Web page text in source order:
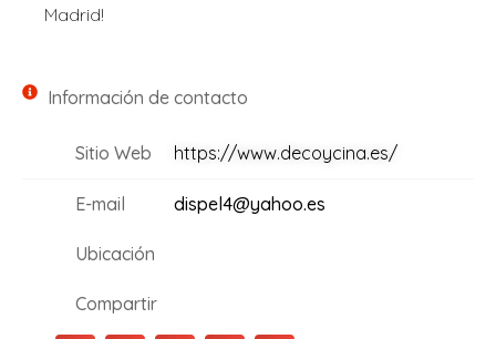
Madrid!
Información de contacto
Sitio Web https://www.decoycina.es/
E-mail dispel4@yahoo.es
Ubicación
Compartir